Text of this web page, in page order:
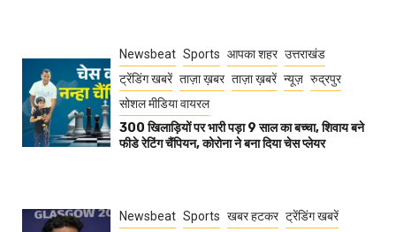
Newsbeat Sports आपका शहर उत्तराखंड
ट्रेंडिंग खबरें ताज़ा ख़बर ताज़ा ख़बरें न्यूज़ रुद्रपुर
सोशल मीडिया वायरल
300 खिलाड़ियों पर भारी पड़ा 9 साल का बच्चा, शिवाय बने
फीडे रेटिंग चैंपियन, कोरोना ने बना दिया चेस प्लेयर
Newsbeat Sports खबर हटकर ट्रेंडिंग खबरें